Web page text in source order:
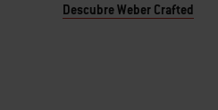
Descubre Weber Crafted